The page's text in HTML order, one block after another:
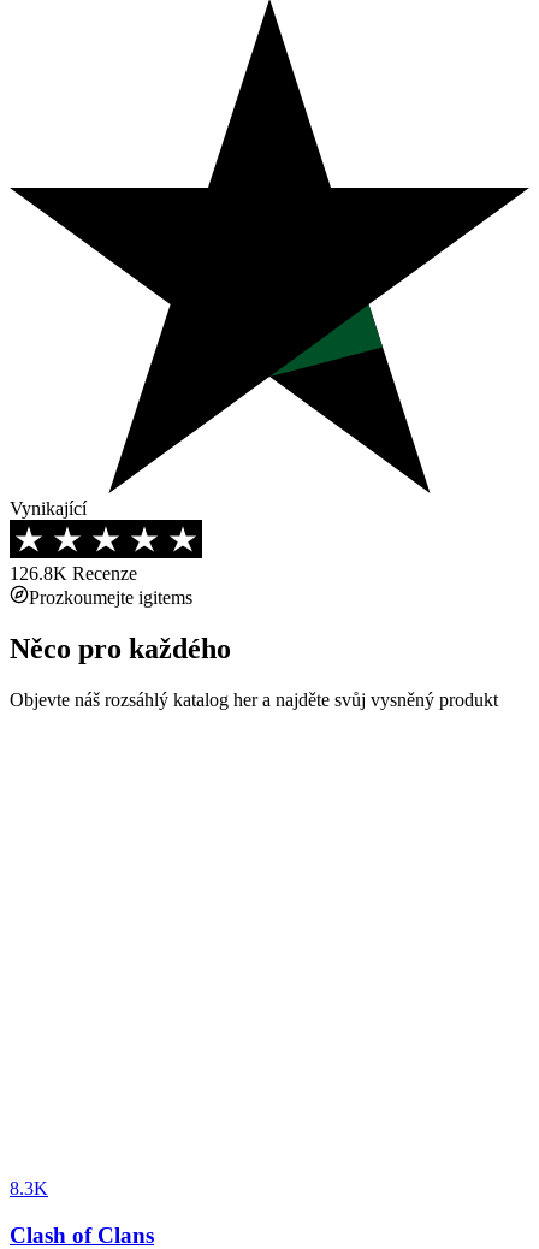
Vynikající
126.8K Recenze
Prozkoumejte igitems
Něco pro každého
Objevte náš rozsáhlý katalog her a najděte svůj vysněný produkt
8.3K
Clash of Clans